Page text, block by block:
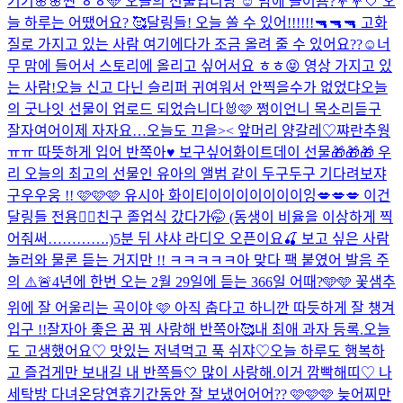
늘 하루는 어땠어요? 🥰달링들! 오늘 쏠 수 있어!!!!!!🔫🔫🔫 고화
질로 가지고 있는 사람 여기에다가 조금 올려 줄 수 있어요??☺️너
무 맘에 들어서 스토리에 올리고 싶어서요 ㅎㅎ😝 영상 가지고 있
는 사람!오늘 신고 다닌 슬리퍼 귀여워서 안찍을수가 없었댜오늘
의 굿나잇 선물이 업로드 되었습니다🐰🩷 쩡이언니 목소리듣구
잘자여어 이제 자자요…오늘도 끄읕>< 앞머리 양갈레♡쨔란추웡
ㅠㅠ 따뜻하게 입어 반쪽아♥️ 보구싶어화이트데이 선물🎁🎁🎁 우
리 오늘의 최고의 선물인 유아의 앨범 같이 두구두구 기다려보쟈
구우우웅 !! 🩷🩷🩷 유시아 화이티이이이이이이이잉💋💋💋 이건
달링들 전용❤️‍🔥친구 졸업식 갔다가🤭 (동생이 비율을 이상하게 찍
어줘써………….)5분 뒤 샤샤 라디오 오픈이요🍒 보고 싶은 사람
놀러와 물론 듣는 거지만 !! ㅋㅋㅋㅋㅋ아 맞다 팩 붙였어 발음 주
의 ⚠️🚨4년에 한번 오는 2월 29일에 듣는 366일 어때?🩵🩵 꽃샘추
위에 잘 어울리는 곡이야 🩷 아직 춥다고 하니깐 따듯하게 잘 챙겨
입구 !!잘자아 좋은 꿈 꿔 사랑해 반쪽아🥰내 최애 과자 등록.오늘
도 고생했어요♡ 맛있는 저녁먹고 푹 쉬쟈♡오늘 하루도 행복하
고 즐겁게만 보내길 내 반쪽들🤍 많이 사랑해.이거 깜빡해띠♡ 나
세탁방 다녀온당연휴기간동안 잘 보냈어어어?? 🩷🩷🩷 늦어찌만